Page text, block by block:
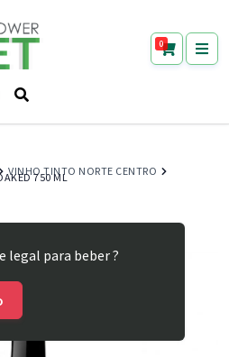
0
VINHO TINTO NORTE CENTRO
750 ML
legal para beber ?